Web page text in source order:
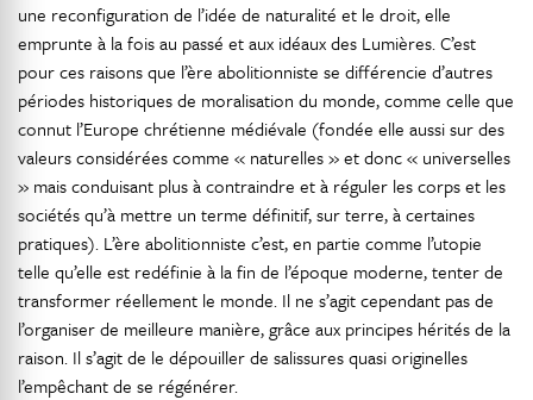
une reconfiguration de l’idée de naturalité et le droit, elle
emprunte à la fois au passé et aux idéaux des Lumières. C’est
pour ces raisons que l’ère abolitionniste se différencie d’autres
périodes historiques de moralisation du monde, comme celle que
connut l’Europe chrétienne médiévale (fondée elle aussi sur des
valeurs considérées comme « naturelles » et donc « universelles
» mais conduisant plus à contraindre et à réguler les corps et les
sociétés qu’à mettre un terme définitif, sur terre, à certaines
pratiques). L’ère abolitionniste c’est, en partie comme l’utopie
telle qu’elle est redéfinie à la fin de l’époque moderne, tenter de
transformer réellement le monde. Il ne s’agit cependant pas de
l’organiser de meilleure manière, grâce aux principes hérités de la
raison. Il s’agit de le dépouiller de salissures quasi originelles
l’empêchant de se régénérer.